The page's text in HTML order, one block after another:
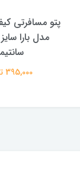
پتو مسافرتی
395,000 تومان